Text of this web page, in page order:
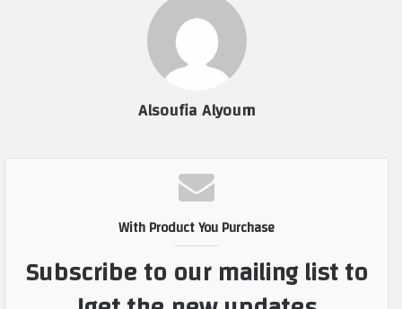
Alsoufia Alyoum
With Product You Purchase
Subscribe to our mailing list to